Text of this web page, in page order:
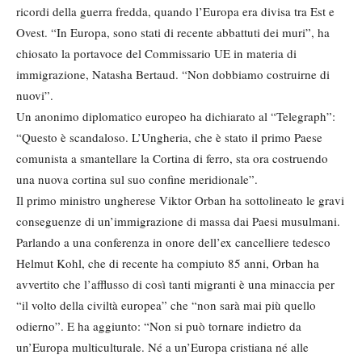
ricordi della guerra fredda, quando l’Europa era divisa tra Est e
Ovest. “In Europa, sono stati di recente abbattuti dei muri”, ha
chiosato la portavoce del Commissario UE in materia di
immigrazione, Natasha Bertaud. “Non dobbiamo costruirne di
nuovi”.
Un anonimo diplomatico europeo ha dichiarato al “Telegraph”:
“Questo è scandaloso. L’Ungheria, che è stato il primo Paese
comunista a smantellare la Cortina di ferro, sta ora costruendo
una nuova cortina sul suo confine meridionale”.
Il primo ministro ungherese Viktor Orban ha sottolineato le gravi
conseguenze di un’immigrazione di massa dai Paesi musulmani.
Parlando a una conferenza in onore dell’ex cancelliere tedesco
Helmut Kohl, che di recente ha compiuto 85 anni, Orban ha
avvertito che l’afflusso di così tanti migranti è una minaccia per
“il volto della civiltà europea” che “non sarà mai più quello
odierno”. E ha aggiunto: “Non si può tornare indietro da
un’Europa multiculturale. Né a un’Europa cristiana né alle